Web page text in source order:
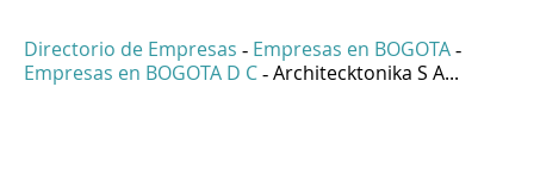
Directorio de Empresas - Empresas en BOGOTA -
Empresas en BOGOTA D C - Architecktonika S A...